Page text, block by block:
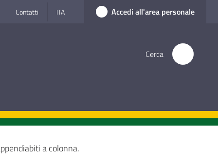
Contatti ITA Accedi all'area personale
Cerca
a colonna.